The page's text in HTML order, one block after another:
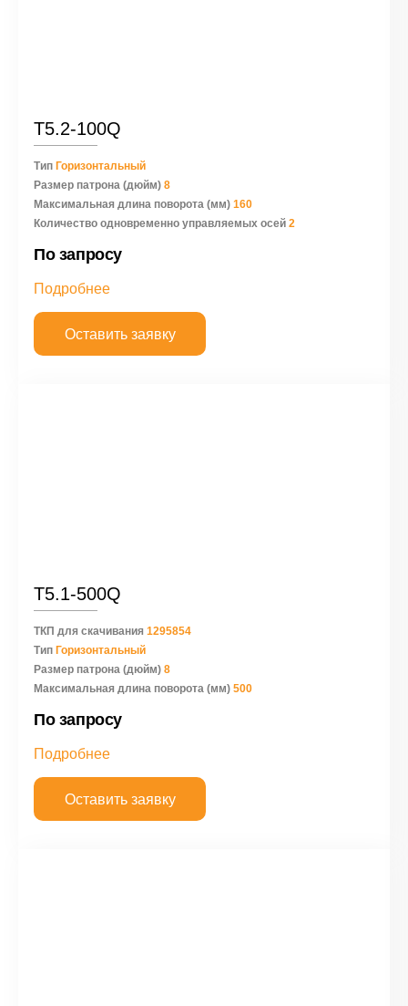
Т5.2-100Q
Тип Горизонтальный
Размер патрона (дюйм) 8
Максимальная длина поворота (мм) 160
Количество одновременно управляемых осей 2
По запросу
Подробнее
Оставить заявку
Т5.1-500Q
ТКП для скачивания 1295854
Тип Горизонтальный
Размер патрона (дюйм) 8
Максимальная длина поворота (мм) 500
По запросу
Подробнее
Оставить заявку